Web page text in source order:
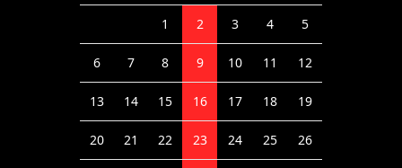
1 2 3 4 5
6 7 8 9 10 11 12
13 14 15 16 17 18 19
20 21 22 23 24 25 26